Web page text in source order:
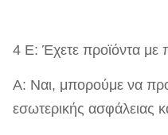
4 Ε: Έχετε προϊόντα με
Α: Ναι, μπορούμε να
εσωτερικής ασφάλειας